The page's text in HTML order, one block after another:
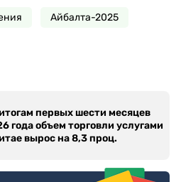
Айбалта-2025
первых шести месяцев
года объем торговли услугами
вырос на 8,3 проц.